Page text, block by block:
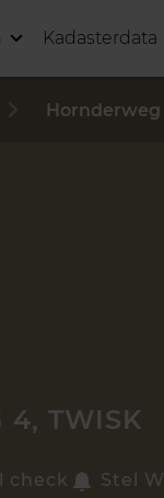
Kadasterdata
Hornderweg
4, TWISK
check Stel